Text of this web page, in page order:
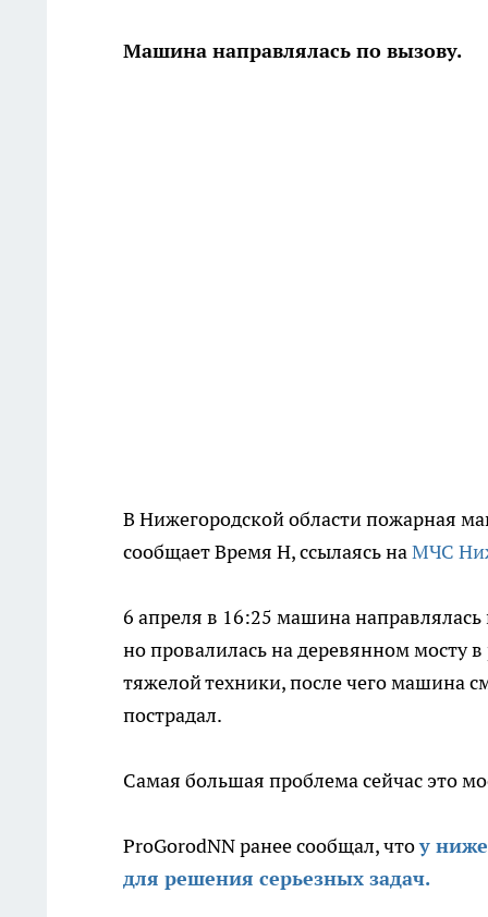
Машина направлялась по вызову.
В Нижегородской области пожарная
сообщает Время Н, ссылаясь наМЧС
6 апреля в 16:25 машина
но провалилась на деревянном мосту
тяжелой техники, после чего машина
пострадал.
Самая большая проблема сейчас это
ProGorodNN ранее сообщал, чтоу
для решения серьезных задач.